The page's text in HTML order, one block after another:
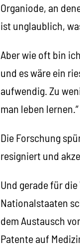
Organiode, an
ist unglaublich,
Aber wie oft bin
und es wäre ein
aufwendig. Zu
man leben lernen.“
Die Forschung
resigniert und
Und gerade für
Nationalstaaten
dem Austausch
Patente auf